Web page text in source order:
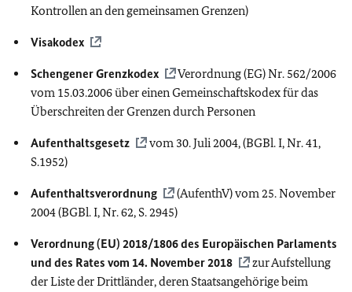
Kontrollen an den gemeinsamen Grenzen)
Visakodex
Schengener Grenzkodex
Verordnung (EG) Nr. 562/2006
vom 15.03.2006 über einen Gemeinschaftskodex für das
Überschreiten der Grenzen durch Personen
Aufenthaltsgesetz
vom 30. Juli 2004, (BGBl. I, Nr. 41,
S.1952)
Aufenthaltsverordnung
(AufenthV) vom 25. November
2004 (BGBl. I, Nr. 62, S. 2945)
Verordnung (EU) 2018/1806 des Europäischen Parlaments
und des Rates vom 14. November 2018
zur Aufstellung
der Liste der Drittländer, deren Staatsangehörige beim